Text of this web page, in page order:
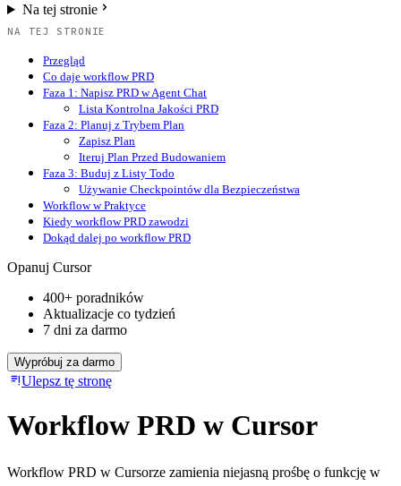
Na tej stronie
NA TEJ STRONIE
Przegląd
Co daje workflow PRD
Faza 1: Napisz PRD w Agent Chat
Lista Kontrolna Jakości PRD
Faza 2: Planuj z Trybem Plan
Zapisz Plan
Iteruj Plan Przed Budowaniem
Faza 3: Buduj z Listy Todo
Używanie Checkpointów dla Bezpieczeństwa
Workflow w Praktyce
Kiedy workflow PRD zawodzi
Dokąd dalej po workflow PRD
Opanuj Cursor
400+ poradników
Aktualizacje co tydzień
7 dni za darmo
Wypróbuj za darmo
Ulepsz tę stronę
Workflow PRD w Cursor
Workflow PRD w Cursorze zamienia niejasną prośbę o funkcję w